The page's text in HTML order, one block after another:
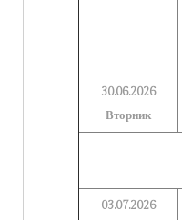
30.06.2026
Вторник
03.07.2026